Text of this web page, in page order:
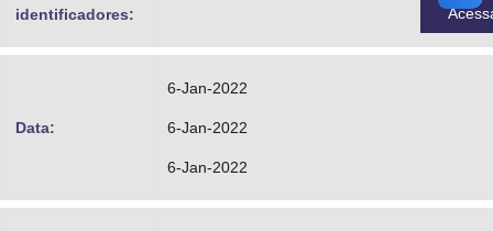
identificadores:
Data:
6-Jan-2022
6-Jan-2022
6-Jan-2022